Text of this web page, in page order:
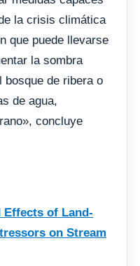
la crisis climática
que puede llevarse
la sombra
bosque de ribera o
de agua,
concluye
Effects of Land-
on Stream